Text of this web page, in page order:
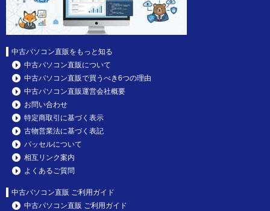
中古パソコン直販をもっと知る
中古パソコン直販について
中古パソコン直販で買うべき6つの理由
中古パソコン直販運営会社概要
お問い合わせ
特定商取引に基づく表示
古物営業法に基づく表記
パッセルについて
相互リンク案内
よくあるご質問
中古パソコン直販 ご利用ガイド
中古パソコン直販 ご利用ガイド